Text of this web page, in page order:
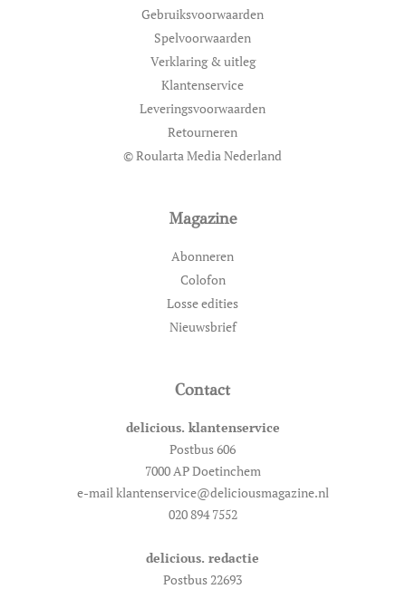
Gebruiksvoorwaarden
Spelvoorwaarden
Verklaring & uitleg
Klantenservice
Leveringsvoorwaarden
Retourneren
© Roularta Media Nederland
Magazine
Abonneren
Colofon
Losse edities
Nieuwsbrief
Contact
delicious. klantenservice
Postbus 606
7000 AP Doetinchem
e-mail klantenservice@deliciousmagazine.nl
020 894 7552
delicious. redactie
Postbus 22693